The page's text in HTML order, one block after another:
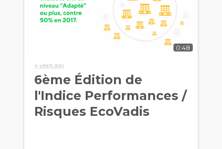
0:48
4 years ago
6ème Édition de
l'Indice Performances /
Risques EcoVadis